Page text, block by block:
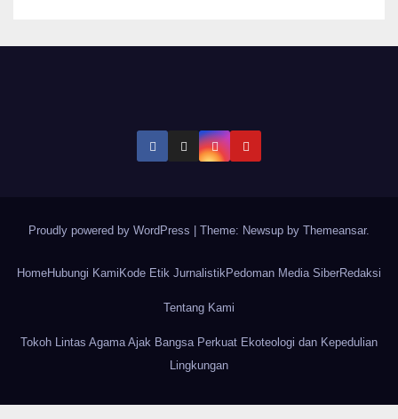
Proudly powered by WordPress | Theme: Newsup by Themeansar.
HomeHubungi Kami Kode Etik JurnalistikPedoman Media SiberRedaksi
Tentang Kami
Tokoh Lintas Agama Ajak Bangsa Perkuat Ekoteologi dan Kepedulian
Lingkungan